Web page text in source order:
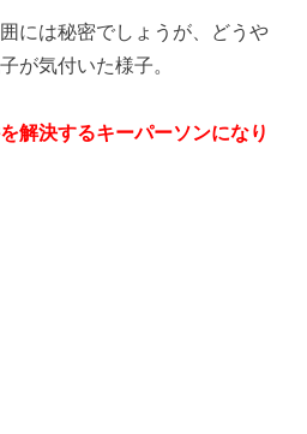
には秘密でしょうが、どうや
が気付いた様子。
解決するキーパーソンになり